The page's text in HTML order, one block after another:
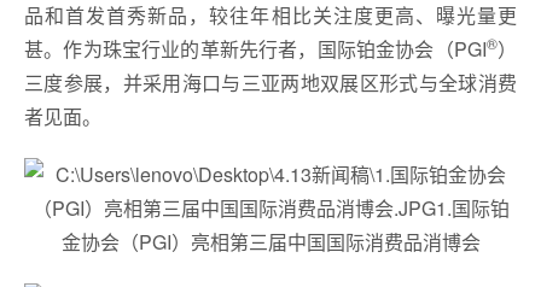
品和首发首秀新品，较往年相比关注度更高、曝光量更
甚。作为珠宝行业的革新先行者，国际铂金协会（PGI®）
三度参展，并采用海口与三亚两地双展区形式与全球消费
者见面。